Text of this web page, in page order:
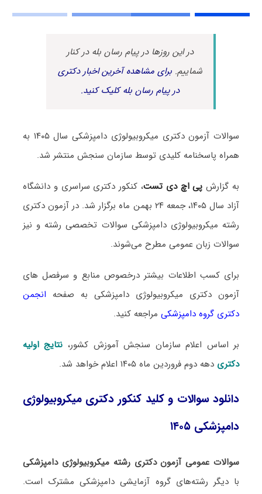
در این روزها در پیام رسان بله در کنار
شماییم.برای مشاهده آخرین اخبار دکتری
در پیام رسان بله کلیک کنید.
سوالات آزمون دکتری میکروبیولوژی دامپزشکی سال ۱۴۰۵ به
همراه پاسخنامه کلیدی توسط سازمان سنجش منتشر شد.
به گزارشپی اچ دی تست، کنکور دکتری سراسری و دانشگاه
آزاد سال ۱۴۰۵، جمعه ۲۴ بهمن ماه برگزار شد. در آزمون دکتری
رشته میکروبیولوژی دامپزشکی سوالات تخصصی رشته و نیز
سوالات زبان عمومی مطرح می‌شوند.
برای کسب اطلاعات بیشتر درخصوص منابع و سرفصل های
آزمون دکتری میکروبیولوژی دامپزشکی به صفحه انجمن
دکتری گروه دامپزشکی مراجعه کنید.
بر اساس اعلام سازمان سنجش آموزش کشور، نتایج اولیه
دکتری دهه دوم فروردین ماه ۱۴۰۵ اعلام خواهد شد.
دانلود سوالات و کلید کنکور دکتری میکروبیولوژی
دامپزشکی ۱۴۰۵
سوالات عمومی آزمون دکتری رشته میکروبیولوژی دامپزشکی
با دیگر رشته‌های گروه آزمایشی دامپزشکی مشترک است.